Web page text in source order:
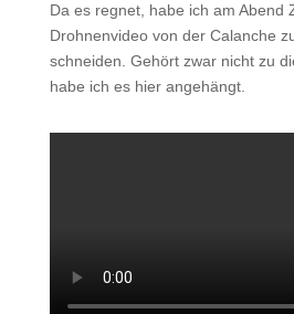
Da es regnet, habe ich am Abend
Drohnenvideo von der Calanche
schneiden. Gehört zwar nicht zu
habe ich es hier angehängt.